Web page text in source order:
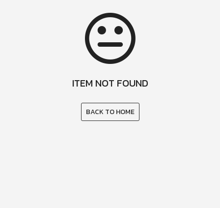
ITEM NOT FOUND
BACK TO HOME